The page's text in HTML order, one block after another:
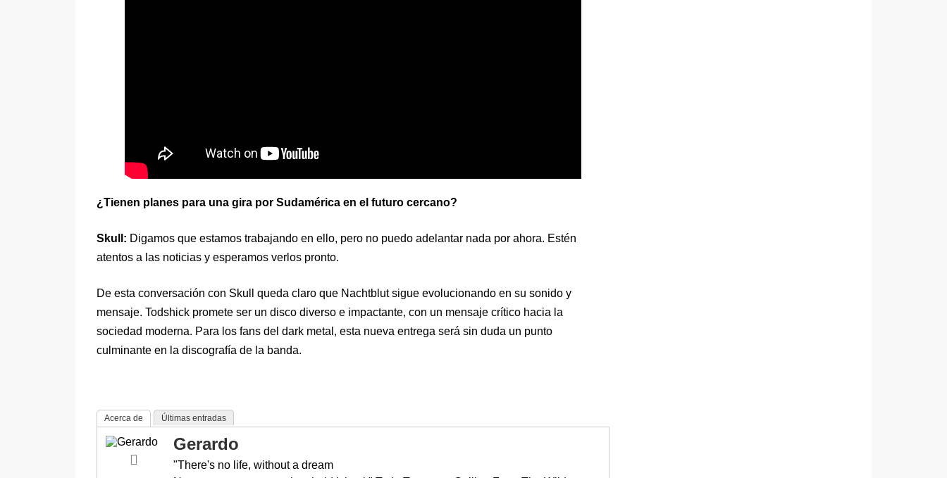
¿Tienen planes para una gira por Sudamérica en el futuro cercano?
Skull: Digamos que estamos trabajando en ello, pero no puedo adelantar nada por ahora. Estén
atentos a las noticias y esperamos verlos pronto.
De esta conversación con Skull queda claro que Nachtblut sigue evolucionando en su sonido y
mensaje. Todshick promete ser un disco diverso e impactante, con un mensaje crítico hacia la
sociedad moderna. Para los fans del dark metal, esta nueva entrega será sin duda un punto
culminante en la discografía de la banda.
Acerca de Últimas entradas
Gerardo
"There's no life, without a dream